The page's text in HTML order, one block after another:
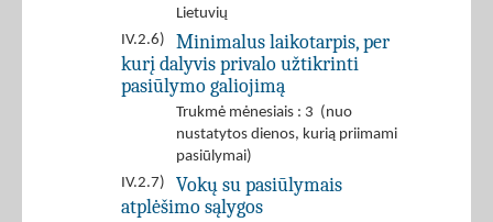
Lietuvių
IV.2.6)
Minimalus laikotarpis, per
kurį dalyvis privalo užtikrinti
pasiūlymo galiojimą
Trukmė mėnesiais : 3 (nuo
nustatytos dienos, kurią priimami
pasiūlymai)
IV.2.7)
Vokų su pasiūlymais
atplėšimo sąlygos